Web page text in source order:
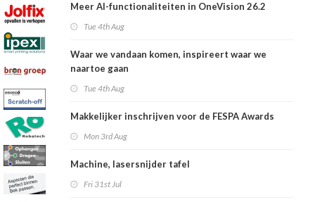
Meer AI-functionaliteiten in OneVision 26.2
Tue 4th Aug
Waar we vandaan komen, inspireert waar we
naartoe gaan
Tue 4th Aug
Makkelijker inschrijven voor de FESPA Awards
Mon 3rd Aug
Machine, lasersnijder tafel
Fri 31st Jul